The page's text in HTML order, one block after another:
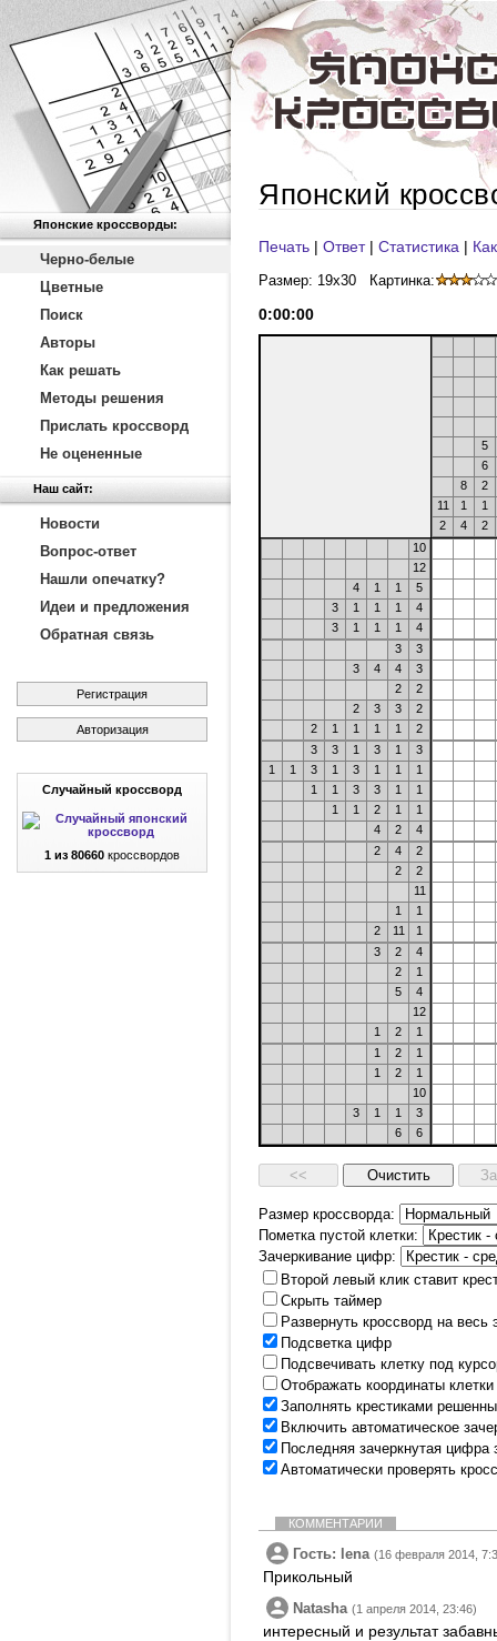
Японские кроссворды:
Черно-белые
Цветные
Поиск
Авторы
Как решать
Методы решения
Прислать кроссворд
Не оцененные
Наш сайт:
Новости
Вопрос-ответ
Нашли опечатку?
Идеи и предложения
Обратная связь
Регистрация
Авторизация
Случайный кроссворд
1 из 80660 кроссвордов
Японский
Печать | Ответ| Статистика |
Размер: 19x30 Картинка:
0:00:00
5
6
8
2
11
1
1
2
4
2
10
12
4
1 1
5
3
1 1 1
4
3
1 1 1
4
3
3
3
4 4
3
2
2
2
3 3
2
2
1 1 1 1
2
3
3 1 3 1
3
1
1 3 1 3 1 1
1
1
1 3 3 1
1
1
1 2 1
1
4
2
4
2
4
2
2
2
11
1
1
2
11
1
3
2
4
2
1
5
4
12
1
2
1
1
2
1
1
2
1
10
3
1 1
3
6
6
Размер кроссворда:
Пометка пустой клетки:
Зачеркивание цифр:
Второй левый клик ставит
Скрыть таймер
Развернуть кроссворд на
Подсветка цифр
Подсвечивать клетку под
Отображать координаты
Заполнять крестиками
Включить автоматическое
Последняя зачеркнутая цифра
Автоматически проверять
КОММЕНТАРИИ
Гость: lena (16 февраля 2014,
Прикольный
Natasha (1 апреля 2014, 23:46)
интересный и результат